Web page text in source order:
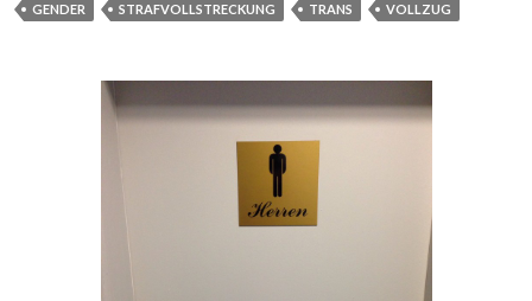
GENDER STRAFVOLLSTRECKUNG TRANS VOLLZUG